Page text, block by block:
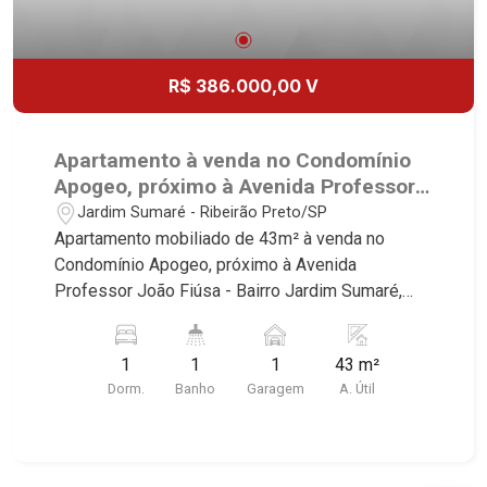
R$ 386.000,00 V
Apartamento à venda no Condomínio
Apogeo, próximo à Avenida Professor
João Fiúsa - Ribeirão Preto/SP.
Jardim Sumaré - Ribeirão Preto/SP
Apartamento mobiliado de 43m² à venda no
Condomínio Apogeo, próximo à Avenida
Professor João Fiúsa - Bairro Jardim Sumaré,
deste imóvel que a Martinelli Imobiliária
selecionou para você: - 43m² de área útil - 1 suíte
com armários e ar-condicionado - Sala 2
1
Dorm.
1
Banho
1
Garagem
43 m²
A. Útil